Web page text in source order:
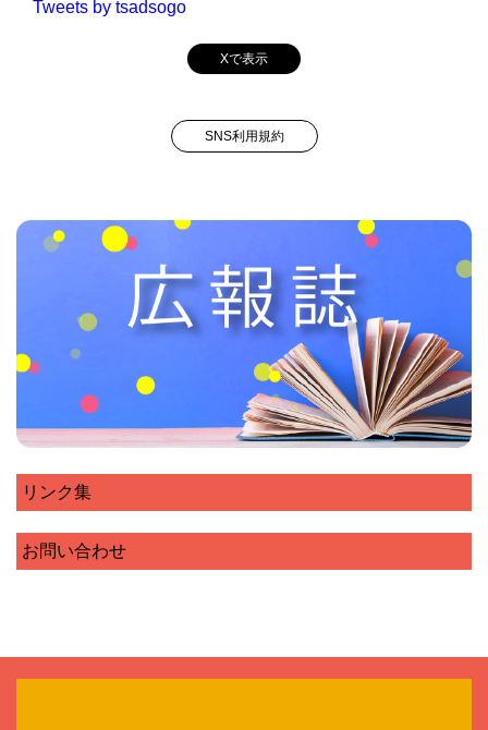
Tweets by tsadsogo
Xで表示
SNS利用規約
リンク集
お問い合わせ